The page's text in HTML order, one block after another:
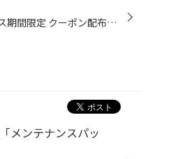
ブリヂストンオンラインストア オンラインストア限定プライス期間限定 クーポン配布中♪♪ ※価格はオンラインストアで購入のみ適応となります。 click → ブリヂストン タイヤオンラインストア 会員様限定キャンペーン ← click click → ブリヂストン タイヤオンラインストア ← click この度ブリヂスト...
メンテナンスパッ